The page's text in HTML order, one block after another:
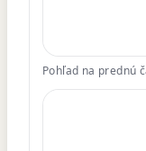
Pohľad na prednú